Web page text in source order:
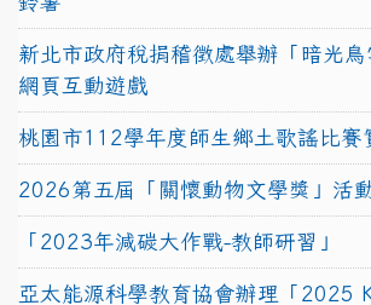
新北市政府稅捐稽徵處舉辦「暗光鳥
網頁互動遊戲
桃園市112學年度師生鄉土歌謠比賽
2026第五屆「關懷動物文學獎」活
「2023年減碳大作戰-教師研習」
亞太能源科學教育協會辦理「2025